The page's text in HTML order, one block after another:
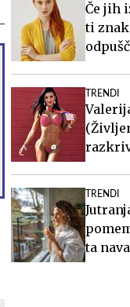
Če jih
ti
TRENDI
TRENDI
ta